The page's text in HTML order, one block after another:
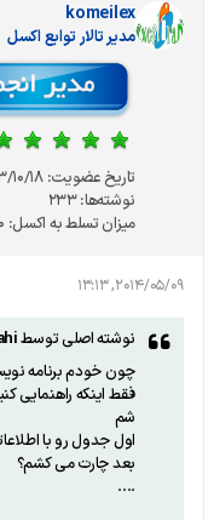
komeilex
مدير تالار توابع اكسل
تاریخ عضویت: 10/18
نوشته‌ها:233
میزان تسلط به اکسل:
2014/05/09, 13:13
نوشته اصلی توسط
چون خودم برنامه
فقط اینکه راهنمایی
شم
اول جدول رو با
بعد چارت می کشم؟
....